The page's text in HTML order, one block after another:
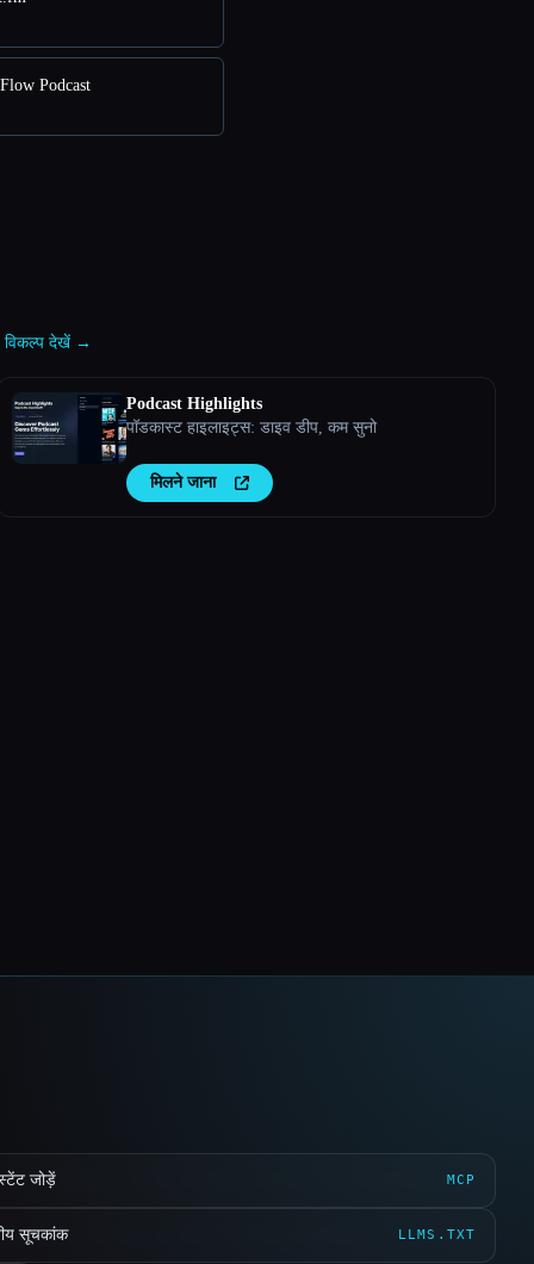
Podcast
विकल्प देखें →
Podcast Highlights
पॉडकास्ट हाइलाइट्स: डाइव डीप, कम सुनो
मिलने जाना
जोड़ें MCP
सूचकांक LLMS.TXT